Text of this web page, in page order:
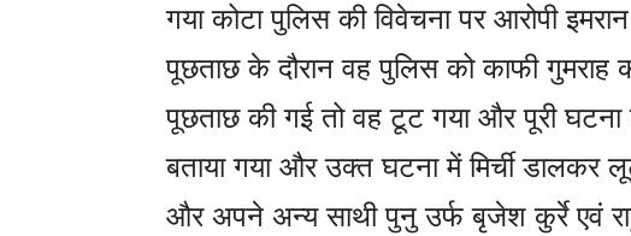
गया कोटा पुलिस की विवेचना पर आरोपी
पूछताछ के दौरान वह पुलिस को काफी गुमराह
पूछताछ की गई तो वह टूट गया और पूरी घटना
बताया गया और उक्त घटना में मिर्ची डालकर
और अपने अन्य साथी पुनु उर्फ बृजेश कुर्रे एवं